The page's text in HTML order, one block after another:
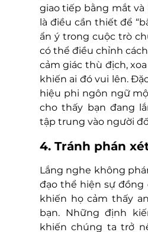
giao tiếp bằng mắt
là điều cần thiết để
ẩn ý trong cuộc trò
có thể điều chỉnh
cảm giác thù địch,
khiến ai đó vui lên.
hiệu phi ngôn ngữ
cho thấy bạn đang
tập trung vào người
4. Tránh phán
Lắng nghe không
đạo thể hiện sự đồng
khiến họ cảm thấy
bạn. Những định
khiến chúng ta trở